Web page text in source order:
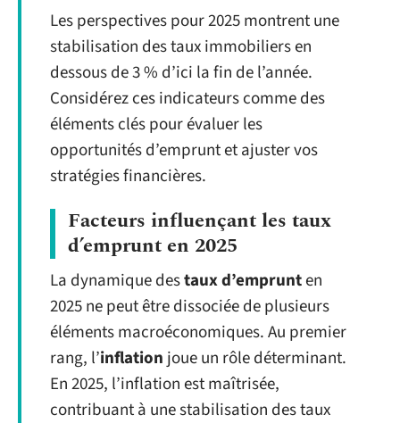
Les perspectives pour 2025 montrent une
stabilisation des taux immobiliers en
dessous de 3 % d’ici la fin de l’année.
Considérez ces indicateurs comme des
éléments clés pour évaluer les
opportunités d’emprunt et ajuster vos
stratégies financières.
Facteurs influençant les taux
d’emprunt en 2025
La dynamique destaux d’emprunten
2025 ne peut être dissociée de plusieurs
éléments macroéconomiques. Au premier
rang, l’inflation joue un rôle déterminant.
En 2025, l’inflation est maîtrisée,
contribuant à une stabilisation des taux